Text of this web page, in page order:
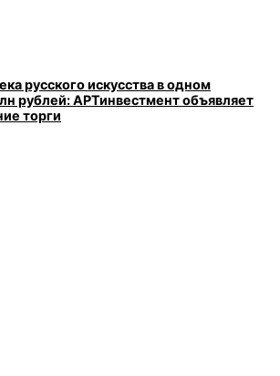
русского искусства в одном
рублей: АРТинвестмент объявляет
торги